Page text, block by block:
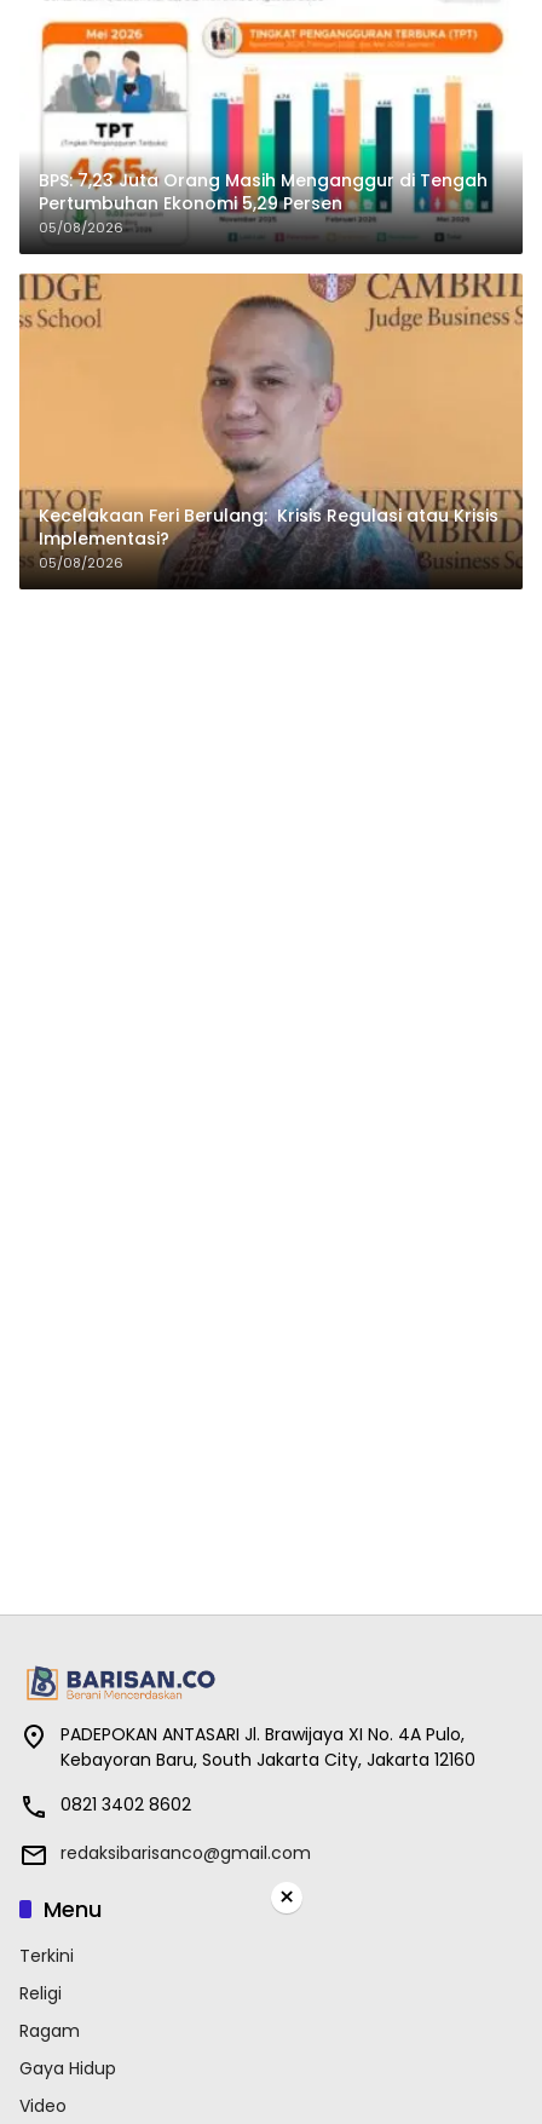
BPS: 7,23 Juta Orang Masih Menganggur di Tengah
Pertumbuhan Ekonomi 5,29 Persen
05/08/2026
Kecelakaan Feri Berulang: Krisis Regulasi atau Krisis
Implementasi?
05/08/2026
PADEPOKAN ANTASARI Jl. Brawijaya XI No. 4A Pulo,
Kebayoran Baru, South Jakarta City, Jakarta 12160
0821 3402 8602
redaksibarisanco@gmail.com
Menu
Terkini
Religi
Ragam
Gaya Hidup
Video
×